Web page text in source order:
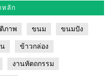
หลัก
ภาพ ขนม ขนมปัง
ข้าวกล่อง
งานหัตถกรรม